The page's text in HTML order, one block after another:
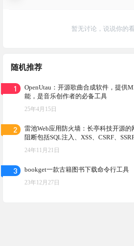
暂无讨论，说说你的
随机推荐
1
OpenUtau：开源歌曲合成软件，提供
能，是音乐创作者的必备工具
25年4月15日
2
雷池Web应用防火墙：长亭科技开源
阻断包括SQL注入、XSS、CSRF、
内的常见Web攻击
24年11月21日
3 bookget一款古籍图书下载命令行工具
23年12月27日